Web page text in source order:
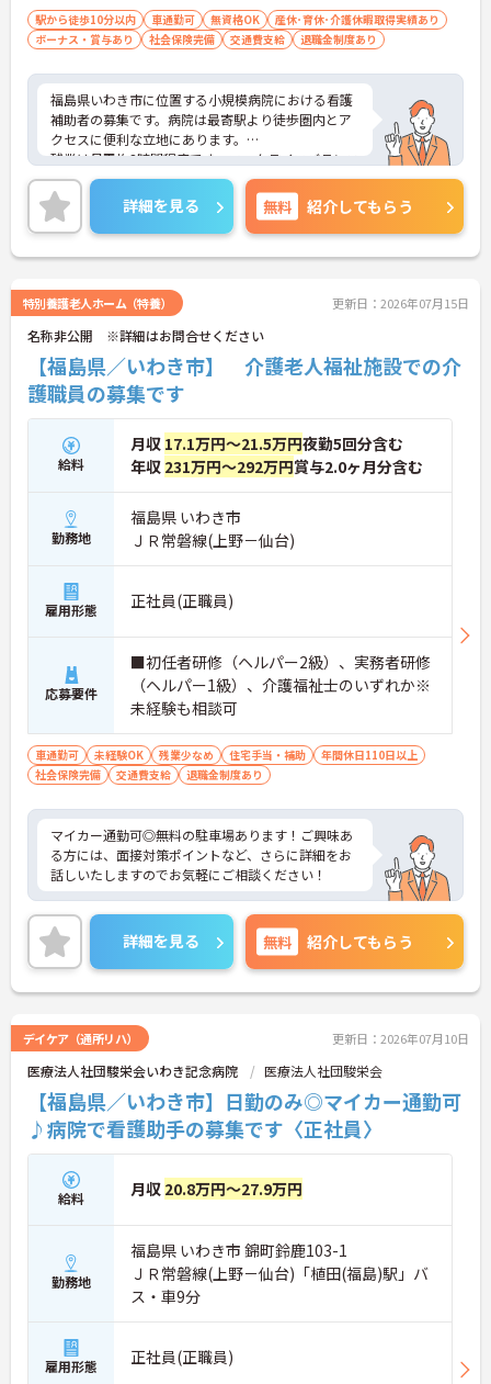
実績や復職制度があるため、生活の変化にも対応で
きます。
・残業が月平均10時間と少なく、日勤帯の勤務が中
心であるため、私生活との両立を図りながら働けま
す。
駅から徒歩10分以内 車通勤可 無資格OK
産休･育休･介護休暇取得実績あり
ボーナス・賞与あり
社会保険完備 交通費支給 退職金制度あり
福島県いわき市に位置する小規模病院における看護
補助者の募集です。病院は最寄駅より徒歩圏内とア
クセスに便利な立地にあります。
残業は月平均3時間程度です。ワークライフバランス
を保ちながらご勤務いただけます。また、育児休業
や介護休業の取得実績があり、ライフステージが変
化しても働ける職場環境です。
ご興味のある方には、面接対策ポイントなど、さら
に詳細をご案内しますのでお気軽にご相談くださ
詳細を見る 無料 紹介してもらう
特別養護老人ホーム（特養） 更新日：2026年07月15日
名称非公開 ※詳細はお問合せください
【福島県／いわき市】 介護老人福祉施設での介
護職員の募集です
給料
月収 17.1万円～21.5万円夜勤5回分含む
年収 231万円～292万円賞与2.0ヶ月分含む
勤務地
福島県 いわき市
ＪＲ常磐線(上野－仙台)
雇用形態 正社員(正職員)
応募要件
■初任者研修（ヘルパー2級）、実務者研修
（ヘルパー1級）、介護福祉士のいずれか※
未経験も相談可
車通勤可 未経験OK 残業少なめ 住宅手当・補助
年間休日110日以上
社会保険完備
交通費支給 退職金制度あり
マイカー通勤可◎無料の駐車場あります！ご興味あ
る方には、面接対策ポイントなど、さらに詳細をお
話しいたしますのでお気軽にご相談ください！
詳細を見る 無料 紹介してもらう
デイケア（通所リハ） 更新日：2026年07月10日
医療法人社団駿栄会いわき記念病院 医療法人社団駿栄会
【福島県／いわき市】日勤のみ◎マイカー通勤可
♪病院で看護助手の募集です〈正社員〉
給料 月収 20.8万円～27.9万円
勤務地
福島県 いわき市 錦町鈴鹿103-1
ＪＲ常磐線(上野－仙台)「植田(福島)駅」バ
ス・車9分
雇用形態 正社員(正職員)